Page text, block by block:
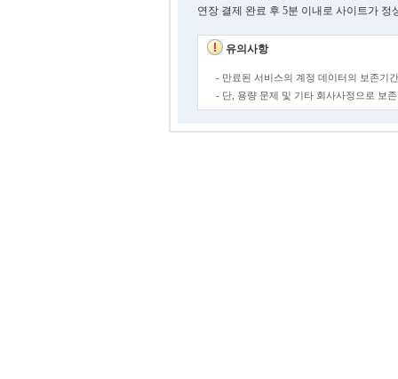
연장 결제 완료 후 5분 이내로 사이트가 정
유의사항
- 만료된 서비스의 계정 데이터의 보존기
- 단, 용량 문제 및 기타 회사사정으로 보